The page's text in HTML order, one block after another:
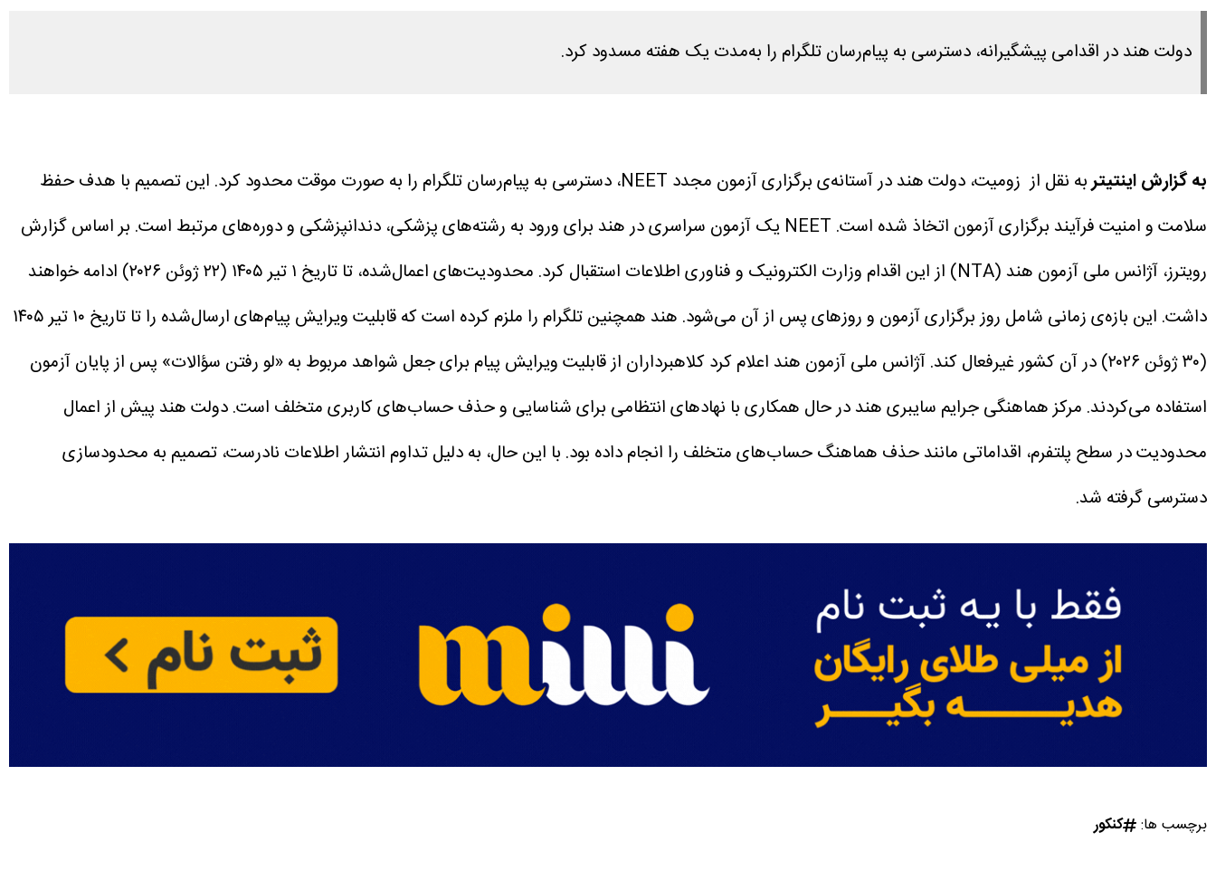
دولت هند در اقدامی پیشگیرانه، دسترسی به پیام‌رسان تلگرام را به‌مدت یک هفته مسدود کرد.
به گزارش اینتیتر
به نقل از زومیت، دولت هند در آستانه‌ی برگزاری آزمون مجدد NEET، دسترسی به پیام‌رسان تلگرام را به صورت موقت محدود کرد. این تصمیم با هدف حفظ
سلامت و امنیت فرآیند برگزاری آزمون اتخاذ شده است. NEET یک آزمون سراسری در هند برای ورود به رشته‌های پزشکی، دندانپزشکی و دوره‌های مرتبط است.
بر اساس گزارش
رویترز، آژانس ملی آزمون هند (NTA) از این اقدام وزارت الکترونیک و فناوری اطلاعات استقبال کرد. محدودیت‌های اعمال‌شده، تا تاریخ ۱ تیر ۱۴۰۵ (۲۲ ژوئن ۲۰۲۶) ادامه خواهند
داشت. این بازه‌ی زمانی شامل روز برگزاری آزمون و روزهای پس از آن می‌شود.
هند همچنین تلگرام را ملزم کرده است که قابلیت ویرایش پیام‌های ارسال‌شده را تا تاریخ ۱۰ تیر ۱۴۰۵
(۳۰ ژوئن ۲۰۲۶) در آن کشور غیرفعال کند. آژانس ملی آزمون هند اعلام کرد کلاهبرداران از قابلیت ویرایش پیام برای جعل شواهد مربوط به «لو رفتن سؤالات» پس از پایان آزمون
استفاده می‌کردند. مرکز هماهنگی جرایم سایبری هند در حال همکاری با نهادهای انتظامی برای شناسایی و حذف حساب‌های کاربری متخلف است.دولت هند پیش از اعمال
محدودیت در سطح پلتفرم، اقداماتی مانند حذف هماهنگ حساب‌های متخلف را انجام داده بود. با این حال، به دلیل تداوم انتشار اطلاعات نادرست، تصمیم به محدودسازی
دسترسی گرفته شد.
برچسب ها: کنکور